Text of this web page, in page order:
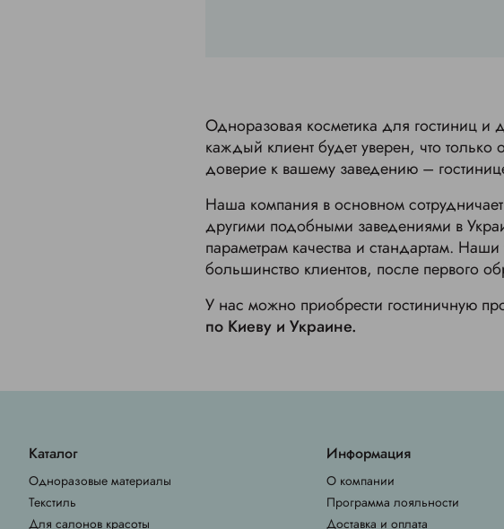
Одноразовая косметика для гостиниц и
каждый клиент будет уверен, что
доверие к вашему заведению –
Наша компания в основном
другими подобными заведениями в
параметрам качества и стандартам. Наши
большинство клиентов, после первого
У нас можно приобрести гостиничную
по Киеву и Украине.
Каталог
Одноразовые материалы
Текстиль
Для салонов красоты
Информация
О компании
Программа лояльности
Доставка и оплата